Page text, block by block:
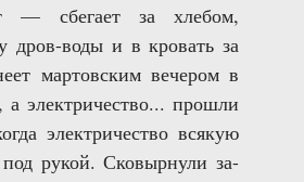
— сбегает за хлебом,
дров-воды и в кровать за
мартовским вечером в
а электричество... прошли
электричество всякую
рукой. Сковырнули за-